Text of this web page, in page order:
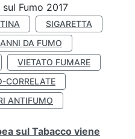
Fumo 2017
SIGARETTA
DA FUMO
VIETATO FUMARE
CORRELATE
ANTIFUMO
sul Tabacco viene